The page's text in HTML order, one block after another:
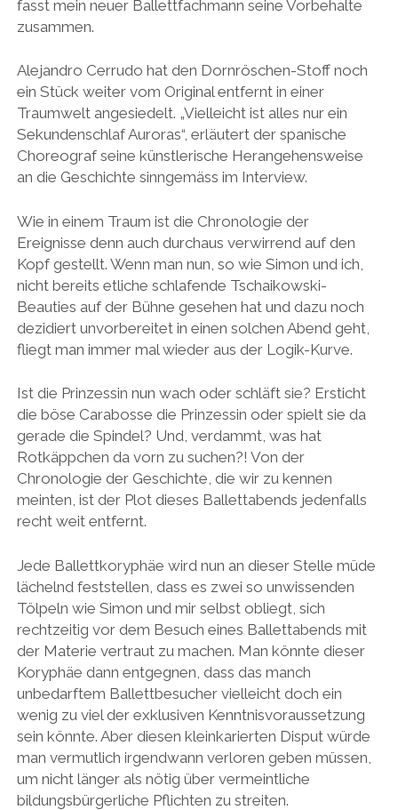
fasst mein neuer Ballettfachmann seine Vorbehalte
zusammen.
Alejandro Cerrudo hat den Dornröschen-Stoff noch
ein Stück weiter vom Original entfernt in einer
Traumwelt angesiedelt. „Vielleicht ist alles nur ein
Sekundenschlaf Auroras“, erläutert der spanische
Choreograf seine künstlerische Herangehensweise
an die Geschichte sinngemäss im Interview.
Wie in einem Traum ist die Chronologie der
Ereignisse denn auch durchaus verwirrend auf den
Kopf gestellt. Wenn man nun, so wie Simon und ich,
nicht bereits etliche schlafende Tschaikowski-
Beauties auf der Bühne gesehen hat und dazu noch
dezidiert unvorbereitet in einen solchen Abend geht,
fliegt man immer mal wieder aus der Logik-Kurve.
Ist die Prinzessin nun wach oder schläft sie? Ersticht
die böse Carabosse die Prinzessin oder spielt sie da
gerade die Spindel? Und, verdammt, was hat
Rotkäppchen da vorn zu suchen?! Von der
Chronologie der Geschichte, die wir zu kennen
meinten, ist der Plot dieses Ballettabends jedenfalls
recht weit entfernt.
Jede Ballettkoryphäe wird nun an dieser Stelle müde
lächelnd feststellen, dass es zwei so unwissenden
Tölpeln wie Simon und mir selbst obliegt, sich
rechtzeitig vor dem Besuch eines Ballettabends mit
der Materie vertraut zu machen. Man könnte dieser
Koryphäe dann entgegnen, dass das manch
unbedarftem Ballettbesucher vielleicht doch ein
wenig zu viel der exklusiven Kenntnisvoraussetzung
sein könnte. Aber diesen kleinkarierten Disput würde
man vermutlich irgendwann verloren geben müssen,
um nicht länger als nötig über vermeintliche
bildungsbürgerliche Pflichten zu streiten.